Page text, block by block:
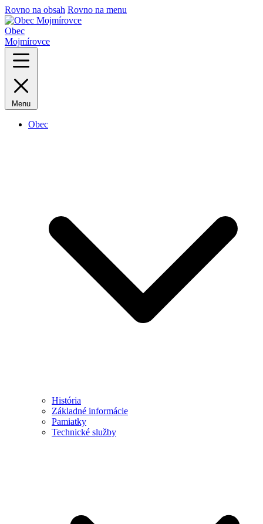
Rovno na obsah Rovno na menu
Obec
Mojmírovce
Menu
Obec
História
Základné informácie
Pamiatky
Technické služby